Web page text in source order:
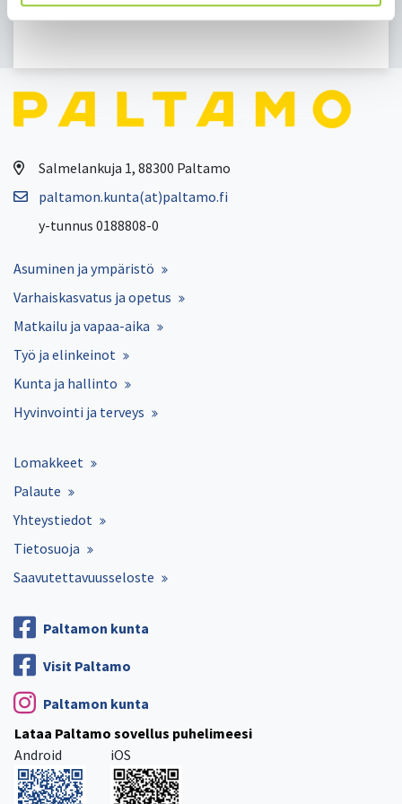
Salmelankuja 1, 88300 Paltamo
paltamon.kunta(at)paltamo.fi
y-tunnus 0188808-0
Asuminen ja ympäristö
Varhaiskasvatus ja opetus
Matkailu ja vapaa-aika
Työ ja elinkeinot
Kunta ja hallinto
Hyvinvointi ja terveys
Lomakkeet
Palaute
Yhteystiedot
Tietosuoja
Saavutettavuusseloste
Paltamon kunta
Visit Paltamo
Paltamon kunta
Lataa Paltamo sovellus puhelimeesi
Android
iOS